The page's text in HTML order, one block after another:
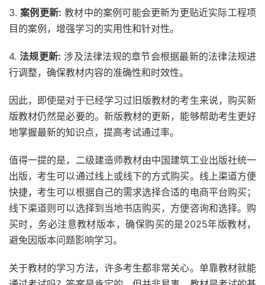
3.案例更新: 教材中的案例可能会更新为更贴近实际工程项
目的案例，增强学习的实用性和针对性。
4.法规更新: 涉及法律法规的章节会根据最新的法律法规进
行调整，确保教材内容的准确性和时效性。
因此，即使是对于已经学习过旧版教材的考生来说，购买新
版教材仍然是必要的。新版教材的更新，能够帮助考生更好
地掌握最新的知识点，提高考试通过率。
值得一提的是，二级建造师教材由中国建筑工业出版社统一
出版，考生可以通过线上或线下的方式购买。线上渠道方便
快捷，考生可以根据自己的需求选择合适的电商平台购买；
线下渠道则可以选择到当地书店购买，方便咨询和选择。购
买时，务必注意教材版本，确保购买的是2025年版教材，
避免因版本问题影响学习。
关于教材的学习方法，许多考生都非常关心。单靠教材就能